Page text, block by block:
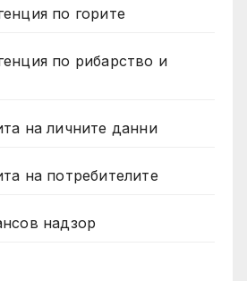
по горите
по рибарство и
на личните данни
на потребителите
надзор